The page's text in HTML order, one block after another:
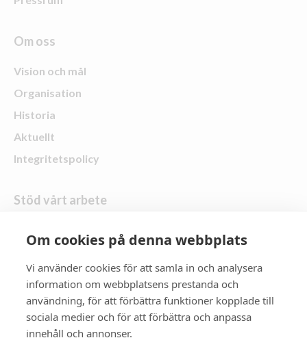
Om oss
Vision och mål
Organisation
Historia
Aktuellt
Integritetspolicy
Stöd vårt arbete
Skänk en gåva
Följ oss
Zonta Distrikt 21
Zonta International
Om cookies på denna webbplats
Vi använder cookies för att samla in och analysera
information om webbplatsens prestanda och
användning, för att förbättra funktioner kopplade till
sociala medier och för att förbättra och anpassa
innehåll och annonser.